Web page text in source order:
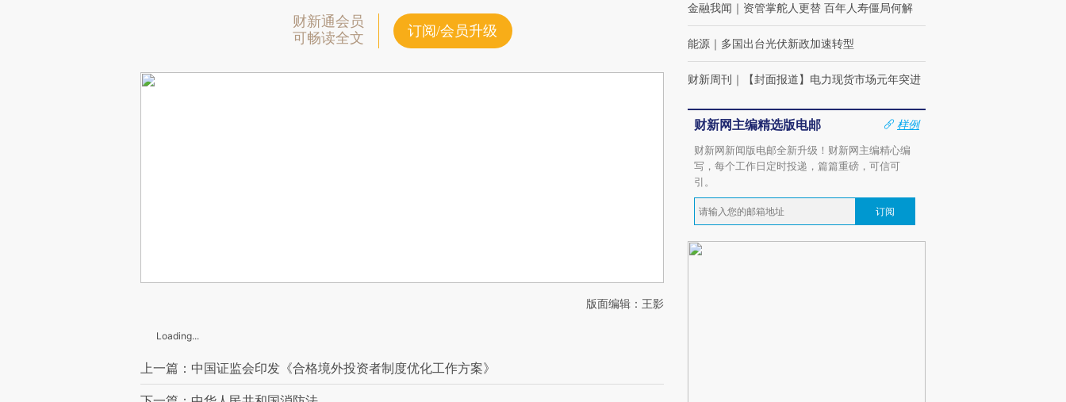
财新通会员
可畅读全文
订阅/会员升级
版面编辑：王影
Loading...
上一篇：中国证监会印发《合格境外投资者制度优化工作方案》
金融我闻 ｜ 资管掌舵人更替 百年人寿僵局何解
能源 ｜ 多国出台光伏新政加速转型
财新周刊 ｜ 【封面报道】电力现货市场元年突进
财新网主编精选版电邮
样例
财新网新闻版电邮全新升级！财新网主编精心编
写，每个工作日定时投递，篇篇重磅，可信可
引。
订阅